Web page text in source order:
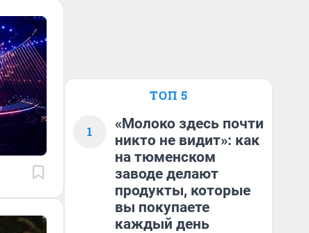
ТОП 5
1
«Молоко здесь почти
никто не видит»: как
на тюменском
заводе делают
продукты, которые
вы покупаете
каждый день